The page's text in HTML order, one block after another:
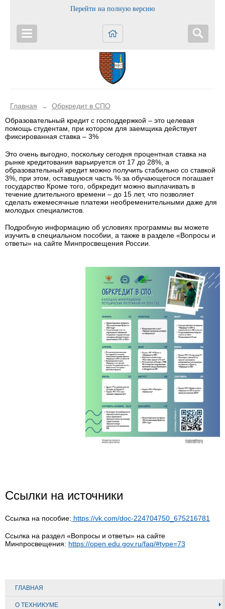
Перейти на полную версию
Главная →
Обркредит в СПО
Образовательный кредит с господдержкой – это целевая
помощь студентам, при котором для заемщика действует
фиксированная ставка – 3%
Это очень выгодно, поскольку сегодня процентная ставка на
рынке кредитования варьируется от 17 до 28%, а
образовательный кредит можно получить стабильно со ставкой
3%, при этом, оставшуюся часть % за обучающегося погашает
государство Кроме того, обркредит можно выплачивать в
течение длительного времени – до 15 лет, что позволяет
сделать ежемесячные платежи необременительными даже для
молодых специалистов.
Подробную информацию об условиях программы вы можете
изучить в специальном пособии, а также в разделе «Вопросы и
ответы» на сайте Минпросвещения России.
Ссылки на источники
Ссылка на пособие: https://vk.com/doc-224704750_675216781
Ссылка на раздел «Вопросы и ответы» на сайте
Минпросвещения: https://open.edu.gov.ru/faq/#type=73
ГЛАВНАЯ
О ТЕХНИКУМЕ